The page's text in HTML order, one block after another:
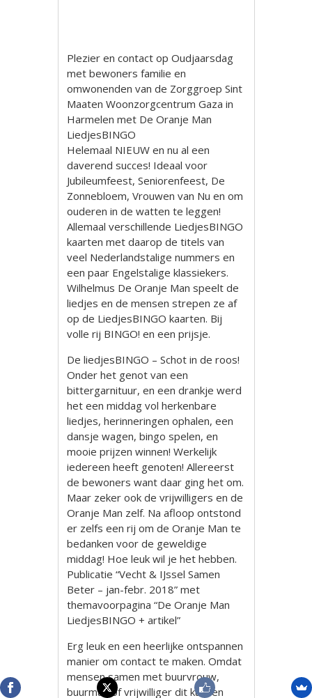
Plezier en contact op Oudjaarsdag
met bewoners familie en
omwonenden van de Zorggroep Sint
Maaten Woonzorgcentrum Gaza in
Harmelen met De Oranje Man
LiedjesBINGO
Helemaal NIEUW en nu al een
daverend succes! Ideaal voor
Jubileumfeest, Seniorenfeest, De
Zonnebloem, Vrouwen van Nu en om
ouderen in de watten te leggen!
Allemaal verschillende LiedjesBINGO
kaarten met daarop de titels van
veel Nederlandstalige nummers en
een paar Engelstalige klassiekers.
Wilhelmus De Oranje Man speelt de
liedjes en de mensen strepen ze af
op de LiedjesBINGO kaarten. Bij
volle rij BINGO! en een prijsje.
De liedjesBINGO – Schot in de roos!
Onder het genot van een
bittergarnituur, en een drankje werd
het een middag vol herkenbare
liedjes, herinneringen ophalen, een
dansje wagen, bingo spelen, en
mooie prijzen winnen! Werkelijk
iedereen heeft genoten! Allereerst
de bewoners want daar ging het om.
Maar zeker ook de vrijwilligers en de
Oranje Man zelf. Na afloop ontstond
er zelfs een rij om de Oranje Man te
bedanken voor de geweldige
middag! Hoe leuk wil je het hebben.
Publicatie “Vecht & IJssel Samen
Beter – jan-febr. 2018” met
themavoorpagina “De Oranje Man
LiedjesBINGO + artikel”
Erg leuk en een heerlijke ontspannen
manier om contact te maken. Omdat
mensen samen met buurvrouw,
buurman of vrijwilliger dit kunnen